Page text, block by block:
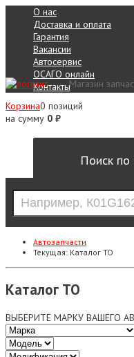
О нас
Доставка и оплата
Гарантия
Вакансии
Автосервис
ОСАГО онлайн
КонтактыМагазин
Корзина0 позиций
на сумму 0 ₽
Поиск по
Автозапчасти
Текущая: Каталог ТО
Каталог ТО
ВЫБЕРИТЕ МАРКУ ВАШЕГО